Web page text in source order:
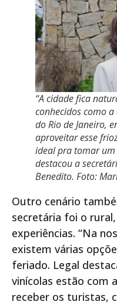
“A cidade fica
conhecidos como
do Rio de Janeiro,
aproveitar esse
ideal pra tomar um
destacou a
Benedito. Foto:
Outro cenário
secretária foi o
experiências. “Na
existem várias
feriado. Legal
vinícolas estão com
receber os turistas,